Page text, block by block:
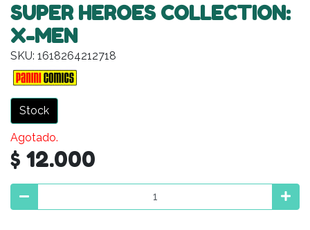
SUPER HEROES COLLECTION:
X-MEN
SKU: 1618264212718
Stock
Agotado.
$ 12.000